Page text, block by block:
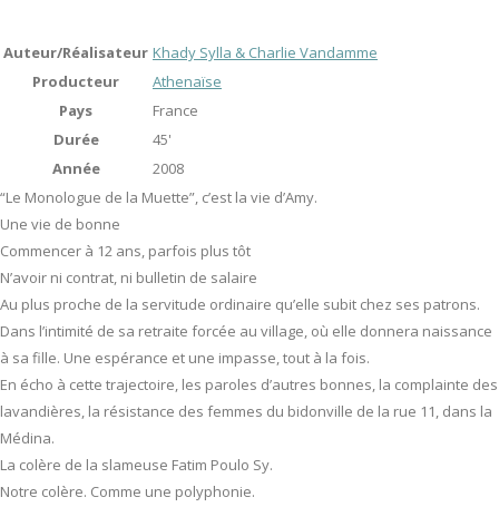
Auteur/Réalisateur Khady Sylla & Charlie Vandamme
Producteur
Athenaïse
Pays
France
Durée
45'
Année
2008
“Le Monologue de la Muette”, c’est la vie d’Amy.
Une vie de bonne
Commencer à 12 ans, parfois plus tôt
N’avoir ni contrat, ni bulletin de salaire
Au plus proche de la servitude ordinaire qu’elle subit chez ses patrons.
Dans l’intimité de sa retraite forcée au village, où elle donnera naissance
à sa fille. Une espérance et une impasse, tout à la fois.
En écho à cette trajectoire, les paroles d’autres bonnes, la complainte des
lavandières, la résistance des femmes du bidonville de la rue 11, dans la
Médina.
La colère de la slameuse Fatim Poulo Sy.
Notre colère. Comme une polyphonie.